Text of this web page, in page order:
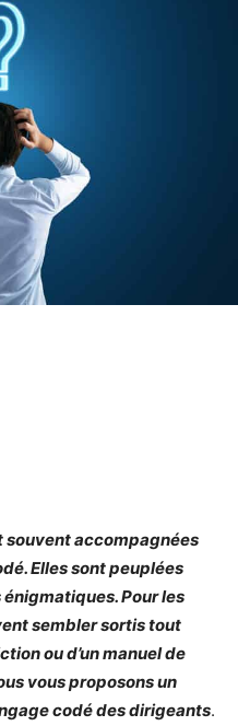
souvent accompagnées
Elles sont peuplées
énigmatiques. Pour les
sembler sortis tout
ou d’un manuel de
vous proposons un
codé des dirigeants.